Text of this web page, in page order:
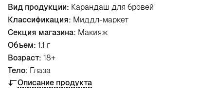
Вид продукции: Карандаш для бровей
Классификация: Миддл-маркет
Секция магазина: Макияж
Объем: 1.1 г
Возраст: 18+
Тело: Глаза
Описание продукта